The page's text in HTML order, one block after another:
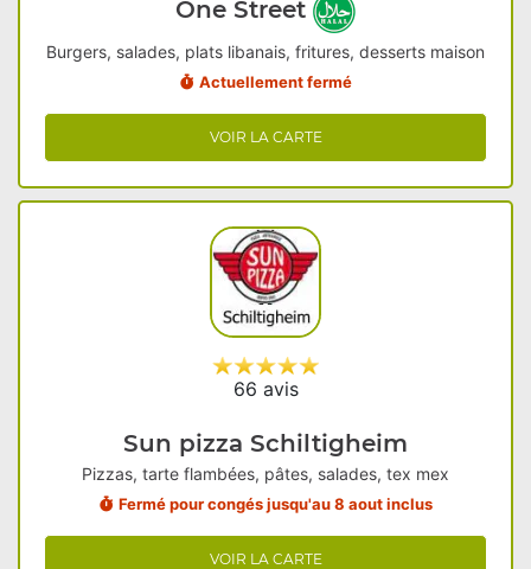
One Street
Burgers, salades, plats libanais, fritures, desserts maison
Actuellement fermé
VOIR LA CARTE
66 avis
Sun pizza Schiltigheim
Pizzas, tarte flambées, pâtes, salades, tex mex
Fermé pour congés jusqu'au 8 aout inclus
VOIR LA CARTE